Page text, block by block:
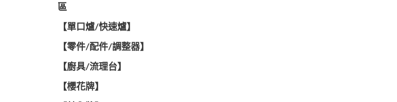
區
【單口爐/快速爐】
【零件/配件/調整器】
【廚具/流理台】
【櫻花牌】